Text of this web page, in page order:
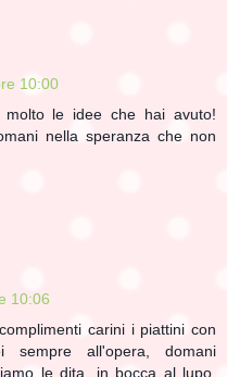
10:00
molto le idee che hai avuto!
nella speranza che non
10:06
carini i piattini con
sempre all'opera, domani
le dita, in bocca al lupo,